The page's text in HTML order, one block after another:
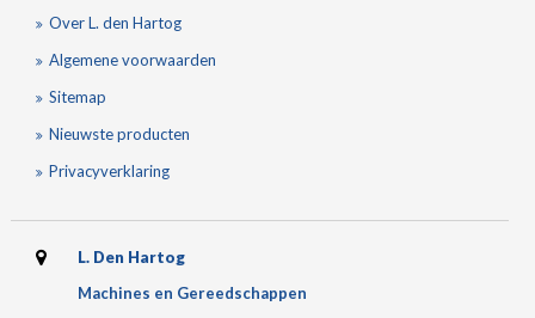
Over L. den Hartog
Algemene voorwaarden
Sitemap
Nieuwste producten
Privacyverklaring
L. Den Hartog
Machines en Gereedschappen